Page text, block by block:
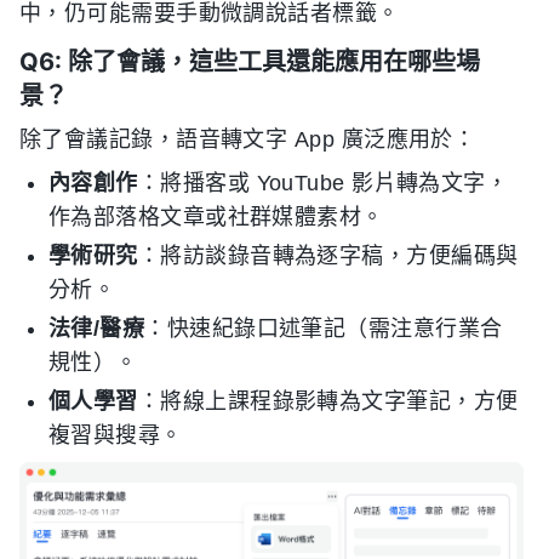
中，仍可能需要手動微調說話者標籤。
Q6: 除了會議，這些工具還能應用在哪些場
景？
除了會議記錄，語音轉文字 App 廣泛應用於：
內容創作 ：將播客或 YouTube 影片轉為文字，
作為部落格文章或社群媒體素材。
學術研究 ：將訪談錄音轉為逐字稿，方便編碼與
分析。
法律/醫療：快速紀錄口述筆記（需注意行業合
規性）。
個人學習 ：將線上課程錄影轉為文字筆記，方便
複習與搜尋。